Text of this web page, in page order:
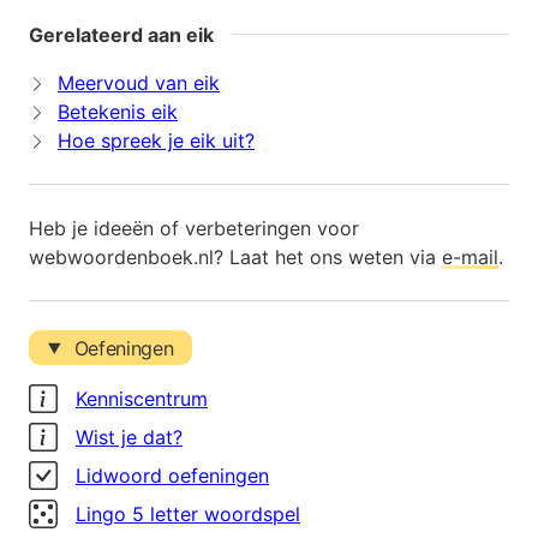
Gerelateerd aan eik
Meervoud van eik
Betekenis eik
Hoe spreek je eik uit?
Heb je ideeën of verbeteringen voor
webwoordenboek.nl? Laat het ons weten via e-mail.
Oefeningen
Kenniscentrum
Wist je dat?
Lidwoord oefeningen
Lingo 5 letter woordspel